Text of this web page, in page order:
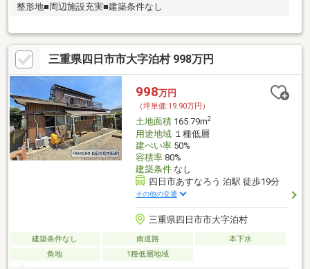
整形地■周辺施設充実■建築条件なし
三重県四日市市大字泊村 998万円
998万円
（坪単価:19.90万円）
土地面積165.79m2
用途地域１種低層
建ぺい率50%
容積率80%
建築条件なし
四日市あすなろう 泊駅 徒歩19分
その他の交通
三重県四日市市大字泊村
建築条件なし 南道路
本下水
角地
1種低層地域